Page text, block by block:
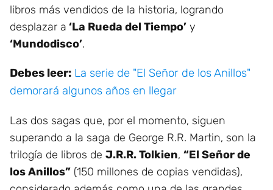
libros más vendidos de la historia, logrando
desplazar a ‘La Rueda del Tiempo’ y
‘Mundodisco’.
Debes leer: La serie de "El Señor de los Anillos"
demorará algunos años en llegar
Las dos sagas que, por el momento, siguen
superando a la saga de George R.R. Martin, son la
trilogía de libros de J.R.R. Tolkien, “El Señor de
los Anillos” (150 millones de copias vendidas),